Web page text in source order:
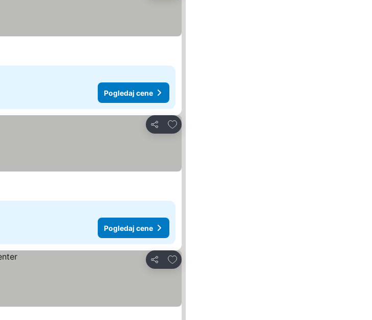
Pogledaj cene
Deli
Dodati u favorite
Pogledaj cene
Deli
Dodati u favorite